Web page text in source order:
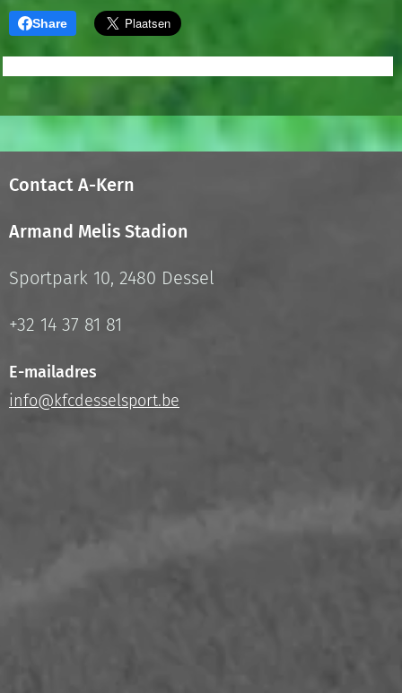
Share
Contact A-Kern
Armand Melis Stadion
Sportpark 10, 2480 Dessel
+32 14 37 81 81
E-mailadres
info@kfcdesselsport.be